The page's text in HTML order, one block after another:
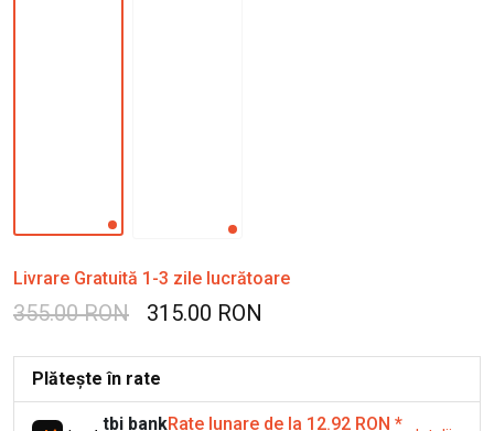
Livrare Gratuită 1-3 zile lucrătoare
355.00 RON 315.00 RON
Plătește în rate
tbi bankRate lunare de la 12.92 RON *